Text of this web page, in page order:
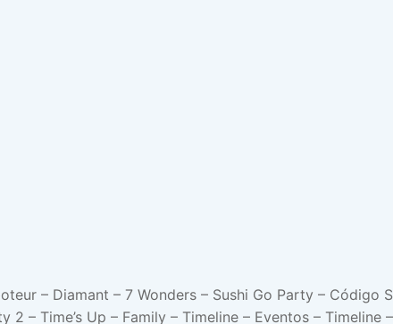
– Diamant – 7 Wonders – Sushi Go Party – Código
2 – Time’s Up – Family – Timeline – Eventos –